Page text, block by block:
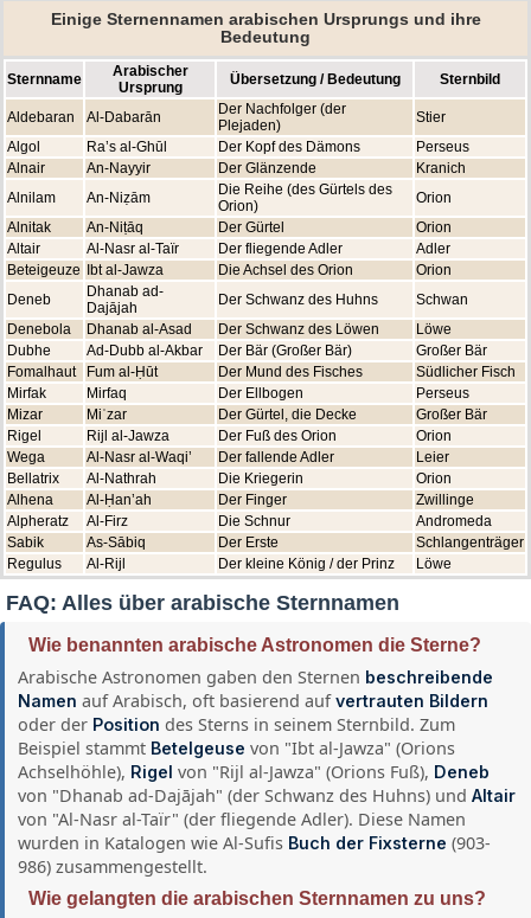
Einige Sternennamen arabischen Ursprungs und ihre
Bedeutung
Sternname
Arabischer
Ursprung
Übersetzung / Bedeutung Sternbild
Aldebaran Al-Dabarān
Der Nachfolger (der
Plejaden)
Stier
Algol
Ra’s al-Ghūl Der Kopf des Dämons
Perseus
Alnair
An-Nayyir Der Glänzende
Kranich
Alnilam
An-Niẓām
Die Reihe (des Gürtels des
Orion)
Orion
Alnitak
An-Niṭāq Der Gürtel
Orion
Altair
Al-Nasr al-Taïr Der fliegende Adler
Adler
Beteigeuze Ibt al-Jawza Die Achsel des Orion
Orion
Deneb
Dhanab ad-
Dajājah
Der Schwanz des Huhns
Schwan
Denebola
Dhanab al-Asad Der Schwanz des Löwen
Löwe
Dubhe
Ad-Dubb al-Akbar Der Bär (Großer Bär)
Großer Bär
Fomalhaut
Fum al-Ḥūt Der Mund des Fisches
Südlicher Fisch
Mirfak
Mirfaq Der Ellbogen
Perseus
Mizar
Miʿzar Der Gürtel, die Decke
Großer Bär
Rigel
Rijl al-Jawza Der Fuß des Orion
Orion
Wega
Al-Nasr al-Waqi’ Der fallende Adler
Leier
Bellatrix
Al-Nathrah Die Kriegerin
Orion
Alhena
Al-Ḥan’ah Der Finger
Zwillinge
Alpheratz
Al-Firz Die Schnur
Andromeda
Sabik
As-Sābiq Der Erste
Schlangenträger
Regulus
Al-Rijl Der kleine König / der Prinz Löwe
FAQ: Alles über arabische Sternnamen
Wie benannten arabische Astronomen die Sterne?
Arabische Astronomen gaben den Sternen beschreibende
Namen auf Arabisch, oft basierend aufvertrauten Bildern
oder der Position des Sterns in seinem Sternbild. Zum
Beispiel stammt Betelgeuse von "Ibt al-Jawza" (Orions
Achselhöhle), Rigel von "Rijl al-Jawza" (Orions Fuß), Deneb
von "Dhanab ad-Dajājah" (der Schwanz des Huhns) undAltair
von "Al-Nasr al-Taïr" (der fliegende Adler). Diese Namen
wurden in Katalogen wie Al-Sufis Buch der Fixsterne (903-
986) zusammengestellt.
Wie gelangten die arabischen Sternnamen zu uns?